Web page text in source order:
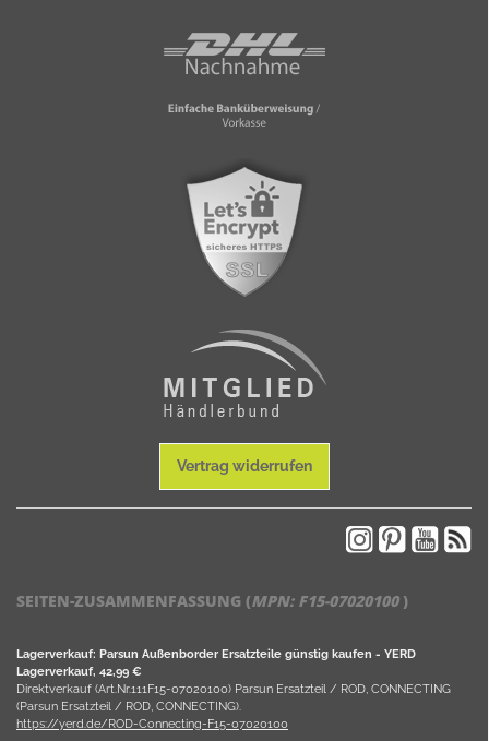
Vertrag widerrufen
SEITEN-ZUSAMMENFASSUNG (MPN: F15-07020100)
Lagerverkauf: Parsun Außenborder Ersatzteile günstig kaufen - YERD
Lagerverkauf, 42,99 €
Direktverkauf (Art.Nr.111F15-07020100) Parsun Ersatzteil / ROD, CONNECTING
(Parsun Ersatzteil / ROD, CONNECTING).
https://yerd.de/ROD-Connecting-F15-07020100